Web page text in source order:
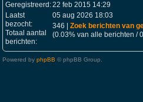
Geregistreerd:22 feb 2015 14:29
Laatst
bezocht:
05 aug 2026 18:03
Totaal aantal
berichten:
346 | Zoek berichten van
(0.03% van alle berichten /
Powered by phpBB © phpBB Group.